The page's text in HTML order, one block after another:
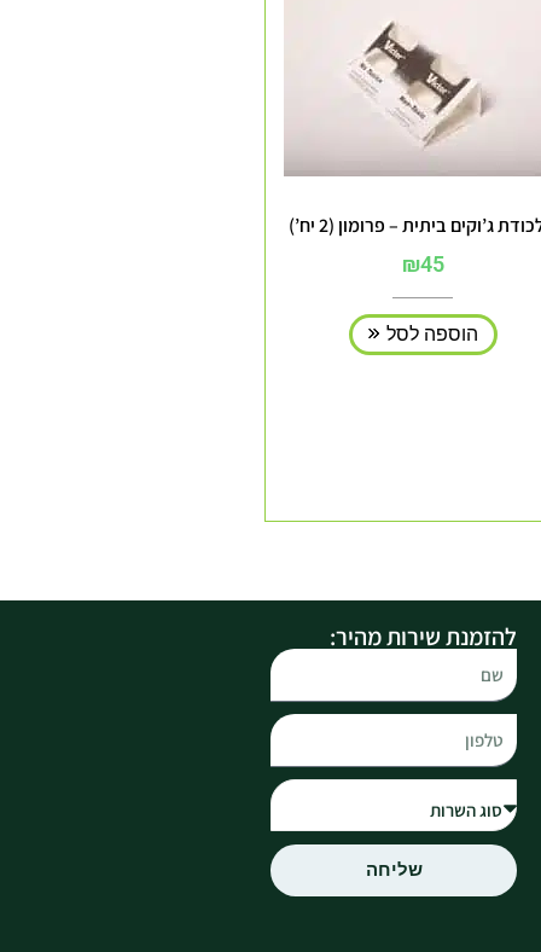
ג’וקים ביתית – פרומון (2 יח’)
₪45
הוספה לסל
להזמנת שירות מהיר:
שליחה